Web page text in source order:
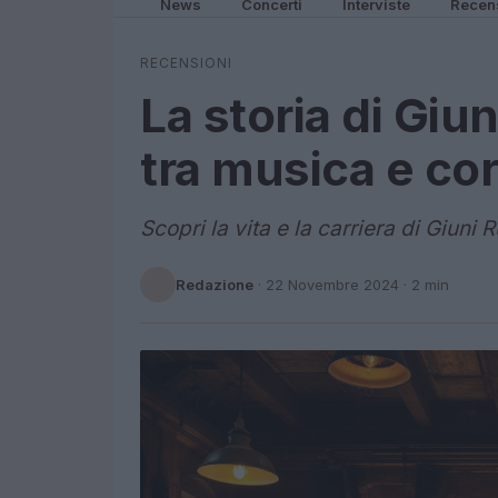
News Concerti Interviste
RECENSIONI
La storia di
tra musica e
Scopri la vita e la carriera di Giuni
Redazione · 22 Novembre 2024 · 2 min